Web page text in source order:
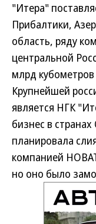
"Итера"
Прибалтики,
область, ряду
центральной
млрд кубометров
Крупнейшей
является НГК
бизнес в
планировала
компанией
но оно было